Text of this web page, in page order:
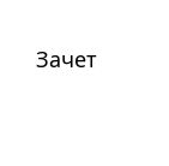
Зачет